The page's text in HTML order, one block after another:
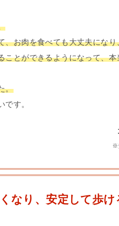
、お肉を食べても大丈夫にな
ことができるようになって、
。
です。
※
なり、安定して歩け